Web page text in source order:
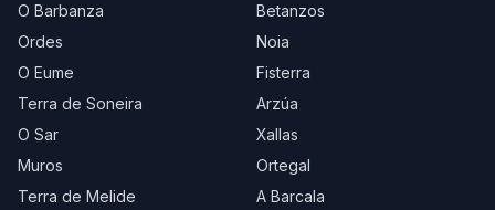
O Barbanza
Betanzos
Ordes
Noia
O Eume
Fisterra
Terra de Soneira
Arzúa
O Sar
Xallas
Muros
Ortegal
Terra de Melide
A Barcala